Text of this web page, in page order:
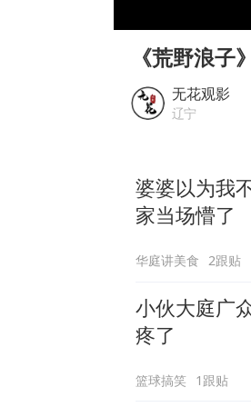
《荒野浪
无花观影
辽宁
婆婆以为我
家当场懵了
华庭讲美食 2跟贴
小伙大庭广
疼了
篮球搞笑 1跟贴